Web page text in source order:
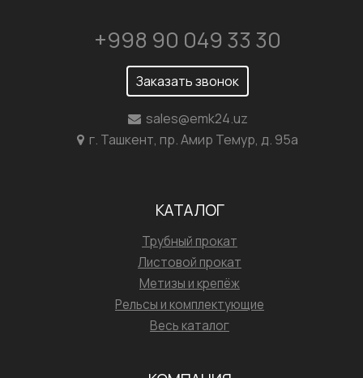
+998 90 049 33 30
Заказать звонок
sales@emk24.uz
г. Ташкент, пр. Амир Темур, д. 95а
КАТАЛОГ
Трубный прокат
Листовой прокат
Метизы и крепёж
Рельсы и комплектующие
Весь каталог